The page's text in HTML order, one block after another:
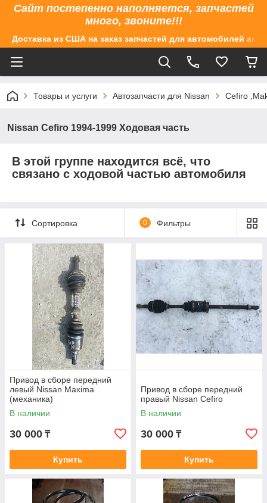
Сайт постепенно наполняется, запчастей
много, звоните!!!
Доставка из США на заказ запчастей для автомобилей
Товары и услуги Автозапчасти для Nissan Cefiro
Nissan Cefiro 1994-1999 Ходовая часть
В этой группе находится всё, что
связано с ходовой частью автомобиля
Сортировка 0 Фильтры
Привод в сборе передний
левый Nissan Maxima
(механика)
В наличии
30 000 ₸
Купить
Привод в сборе передний
правый Nissan Cefiro
В наличии
30 000 ₸
Купить